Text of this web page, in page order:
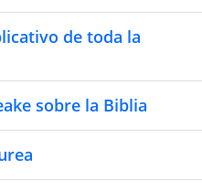
de toda la
sobre la Biblia